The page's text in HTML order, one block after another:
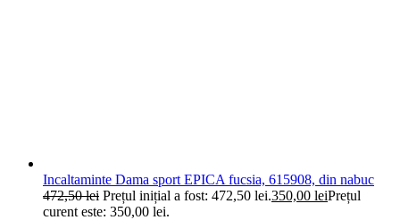
Incaltaminte Dama sport EPICA fucsia, 615908, din nabuc
472,50lei Prețul inițial a fost: 472,50 lei.350,00 leiPrețul
curent este: 350,00 lei.